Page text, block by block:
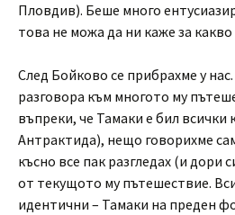
Пловдив). Беше много
това не можа да ни каже за какво
След Бойково се прибрахме у
разговора към многото му
въпреки, че Тамаки е бил всички
Антрактида), нещо говорихме
късно все пак разгледах (и дори
от текущото му пътешествие.
идентични – Тамаки на преден